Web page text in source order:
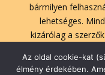
bármilyen
lehetséges.
kizárólag a
Az oldal cookie-kat
élmény érdekében.